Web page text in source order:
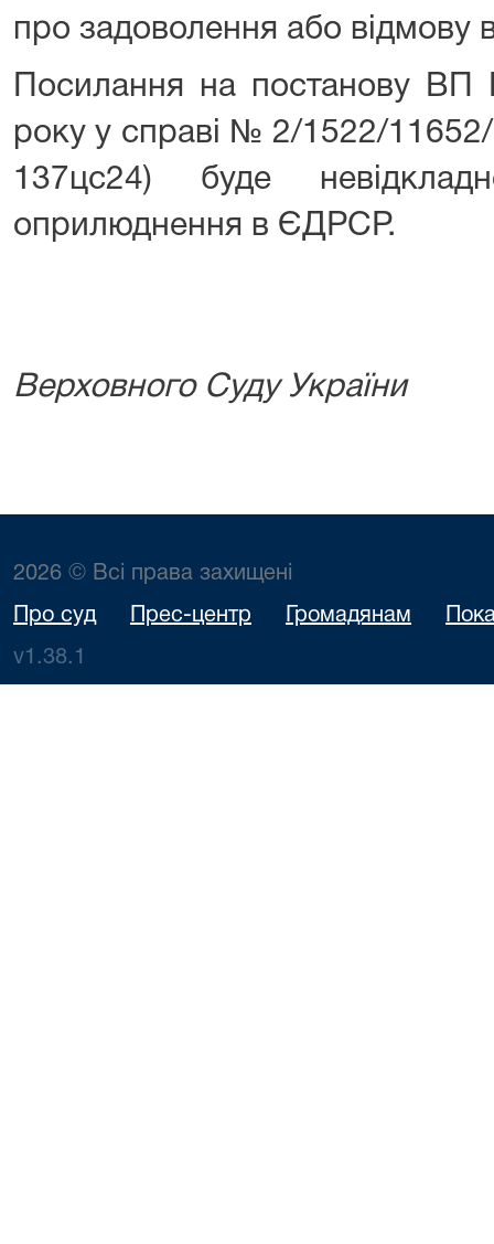
про задоволення або відмову
Посилання на постанову
року у справі № 2/1522/
137цс24) буде
оприлюднення в ЄДРСР.
Верховного Суду України
2026 © Всі права захищені
Про суд Прес-центр Громадянам
v1.38.1